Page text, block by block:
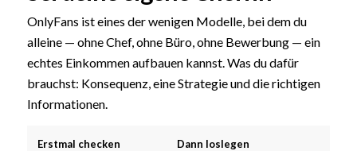
OnlyFans ist eines der wenigen Modelle, bei dem du
alleine — ohne Chef, ohne Büro, ohne Bewerbung — ein
echtes Einkommen aufbauen kannst. Was du dafür
brauchst: Konsequenz, eine Strategie und die richtigen
Informationen.
Erstmal checken
Dann loslegen